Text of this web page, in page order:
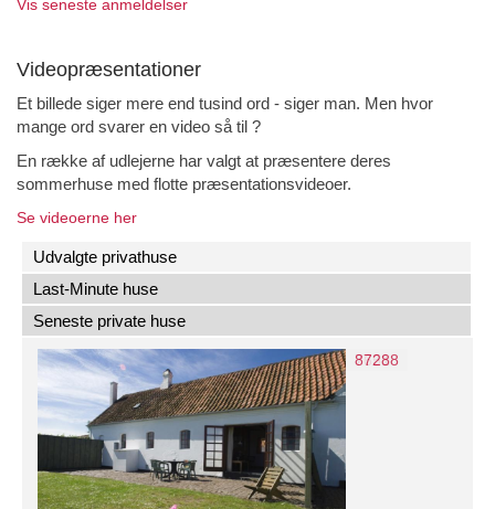
Vis seneste anmeldelser
Videopræsentationer
Et billede siger mere end tusind ord - siger man. Men hvor
mange ord svarer en video så til ?
En række af udlejerne har valgt at præsentere deres
sommerhuse med flotte præsentationsvideoer.
Se videoerne her
Udvalgte privathuse
Last-Minute huse
Seneste private huse
60309
1244
1003
1129
7651
87288